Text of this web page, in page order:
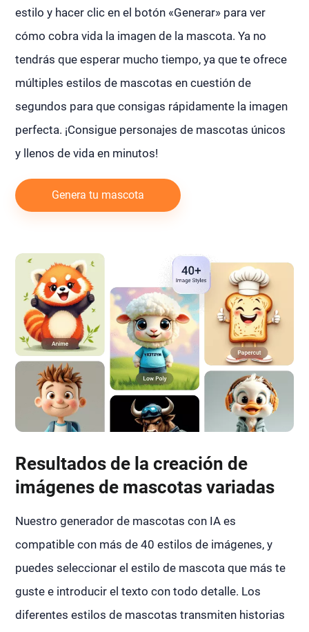
estilo y hacer clic en el botón «Generar» para ver
cómo cobra vida la imagen de la mascota. Ya no
tendrás que esperar mucho tiempo, ya que te ofrece
múltiples estilos de mascotas en cuestión de
segundos para que consigas rápidamente la imagen
perfecta. ¡Consigue personajes de mascotas únicos
y llenos de vida en minutos!
Genera tu mascota
Resultados de la creación de
imágenes de mascotas variadas
Nuestro generador de mascotas con IA es
compatible con más de 40 estilos de imágenes, y
puedes seleccionar el estilo de mascota que más te
guste e introducir el texto con todo detalle. Los
diferentes estilos de mascotas transmiten historias